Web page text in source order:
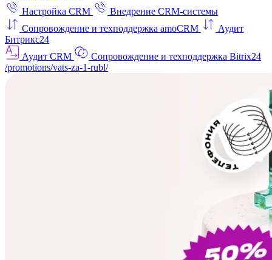
Настройка CRM
Внедрение CRM-системы
Сопровождение и техподдержка amoCRM
Аудит
Битрикс24
Аудит CRM
Сопровождение и техподдержка Bitrix24
/promotions/vats-za-1-rubl/